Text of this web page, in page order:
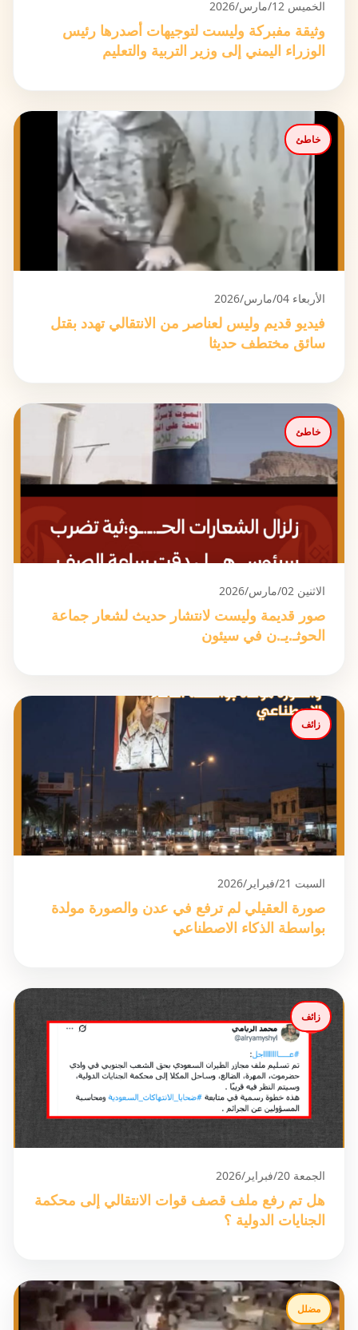
الخميس 12/مارس/2026
وثيقة مفبركة وليست لتوجيهات أصدرها رئيس
الوزراء اليمني إلى وزير التربية والتعليم
خاطئ
الأربعاء 04/مارس/2026
فيديو قديم وليس لعناصر من الانتقالي تهدد بقتل
سائق مختطف حديثا
خاطئ
الاثنين 02/مارس/2026
صور قديمة وليست لانتشار حديث لشعار جماعة
الحوثـ.يـ.ن في سيئون
زائف
السبت 21/فبراير/2026
صورة العقيلي لم ترفع في عدن والصورة مولدة
بواسطة الذكاء الاصطناعي
زائف
الجمعة 20/فبراير/2026
هل تم رفع ملف قصف قوات الانتقالي إلى محكمة
الجنايات الدولية ؟
مضلل